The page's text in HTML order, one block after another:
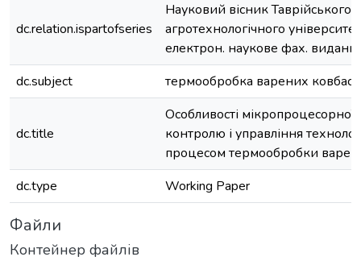
dc.relation.ispartofseries
Науковий вісник Таврійського
агротехнологічного
електрон. наукове фах.
dc.subject
термообробка варених ковбас
dc.title
Особливості мікропроцесорної
контролю і управління
процесом термообробки
dc.type
Working Paper
Файли
Контейнер файлів